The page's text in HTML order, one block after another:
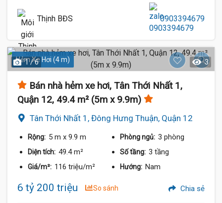
Thịnh BĐS 0903394679
Hẻm Xe Hơi (4 m)
1 / 6 3
Bán nhà hẻm xe hơi, Tân Thới Nhất 1,
Quận 12, 49.4 m² (5m x 9.9m)
Tân Thới Nhất 1, Đông Hưng Thuận, Quận 12
Rộng: 5 m x 9.9 m Phòng ngủ: 3 phòng
Diện tích: 49.4 m² Số tầng: 3 tầng
Giá/m²: 116 triệu/m² Hướng: Nam
6 tỷ 200 triệu So sánh Chia sẻ